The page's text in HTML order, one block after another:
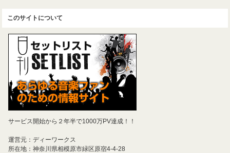
このサイトについて
サービス開始から２年半で1000万PV達成！！
運営元：ディーワークス
所在地：神奈川県相模原市緑区原宿4-4-28